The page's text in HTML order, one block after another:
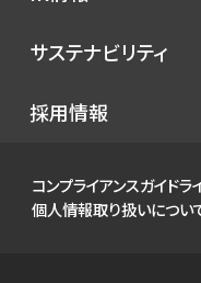
イベント
お知らせ
IRニュース
財務ハイライト
IRライブラリ
サステナビリティ
環境
ガバナンス
採用情報
コンプライアンスガイドラ
個人情報取り扱いについ